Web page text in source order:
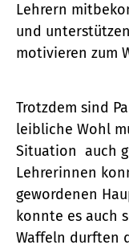
Lehrern
und
motivieren zum
Trotzdem sind
leibliche Wohl
Situation auch
Lehrerinnen
gewordenen
konnte es auch
Waffeln durften